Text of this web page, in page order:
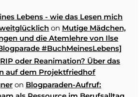
Lebens - wie das Lesen mich
on Mutige Mädchen,
und die Atemlehre von Ilse
#BuchMeinesLebens]
RIP oder Reanimation? Über das
auf dem Projektfriedhof
on Blogparaden-Aufruf: